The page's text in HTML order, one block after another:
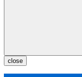
close